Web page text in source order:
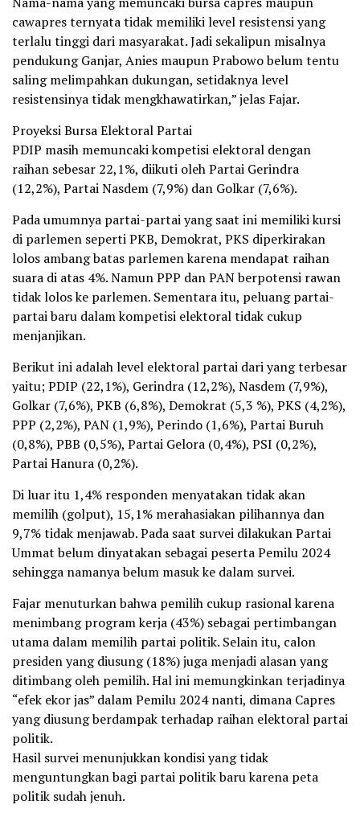
cawapres ternyata tidak memiliki level resistensi yang
terlalu tinggi dari masyarakat. Jadi sekalipun misalnya
pendukung Ganjar, Anies maupun Prabowo belum tentu
saling melimpahkan dukungan, setidaknya level
resistensinya tidak mengkhawatirkan,” jelas Fajar.
Proyeksi Bursa Elektoral Partai
PDIP masih memuncaki kompetisi elektoral dengan
raihan sebesar 22,1%, diikuti oleh Partai Gerindra
(12,2%), Partai Nasdem (7,9%) dan Golkar (7,6%).
Pada umumnya partai-partai yang saat ini memiliki kursi
di parlemen seperti PKB, Demokrat, PKS diperkirakan
lolos ambang batas parlemen karena mendapat raihan
suara di atas 4%. Namun PPP dan PAN berpotensi rawan
tidak lolos ke parlemen. Sementara itu, peluang partai-
partai baru dalam kompetisi elektoral tidak cukup
menjanjikan.
Berikut ini adalah level elektoral partai dari yang terbesar
yaitu; PDIP (22,1%), Gerindra (12,2%), Nasdem (7,9%),
Golkar (7,6%), PKB (6,8%), Demokrat (5,3 %), PKS (4,2%),
PPP (2,2%), PAN (1,9%), Perindo (1,6%), Partai Buruh
(0,8%), PBB (0,5%), Partai Gelora (0,4%), PSI (0,2%),
Partai Hanura (0,2%).
Di luar itu 1,4% responden menyatakan tidak akan
memilih (golput), 15,1% merahasiakan pilihannya dan
9,7% tidak menjawab. Pada saat survei dilakukan Partai
Ummat belum dinyatakan sebagai peserta Pemilu 2024
sehingga namanya belum masuk ke dalam survei.
Fajar menuturkan bahwa pemilih cukup rasional karena
menimbang program kerja (43%) sebagai pertimbangan
utama dalam memilih partai politik. Selain itu, calon
presiden yang diusung (18%) juga menjadi alasan yang
ditimbang oleh pemilih. Hal ini memungkinkan terjadinya
“efek ekor jas” dalam Pemilu 2024 nanti, dimana Capres
yang diusung berdampak terhadap raihan elektoral partai
politik.
Hasil survei menunjukkan kondisi yang tidak
menguntungkan bagi partai politik baru karena peta
politik sudah jenuh.